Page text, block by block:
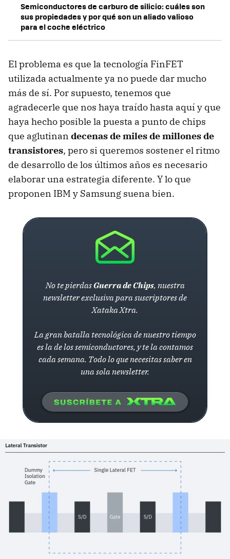
Semiconductores de carburo de silicio: cuáles son
sus propiedades y por qué son un aliado valioso
para el coche eléctrico
El problema es que la tecnología FinFET
utilizada actualmente ya no puede dar mucho
más de sí. Por supuesto, tenemos que
agradecerle que nos haya traído hasta aquí y que
haya hecho posible la puesta a punto de chips
que aglutinan decenas de miles de millones de
transistores, pero si queremos sostener el ritmo
de desarrollo de los últimos años es necesario
elaborar una estrategia diferente. Y lo que
proponen IBM y Samsung suena bien.
No te pierdasGuerra de Chips, nuestra
newsletter exclusiva para suscriptores de
Xataka Xtra.
La gran batalla tecnológica de nuestro tiempo
es la de los semiconductores, y te la contamos
cada semana. Todo lo que necesitas saber en
una sola newsletter.